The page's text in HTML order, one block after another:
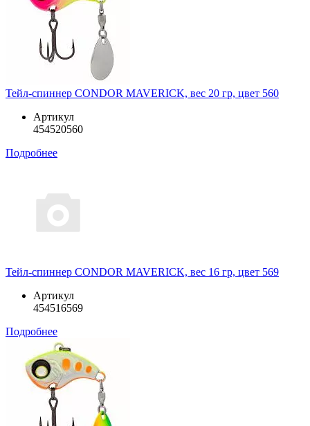
Тейл-спиннер CONDOR MAVERICK, вес 20 гр, цвет 560
Артикул
454520560
Подробнее
Тейл-спиннер CONDOR MAVERICK, вес 16 гр, цвет 569
Артикул
454516569
Подробнее